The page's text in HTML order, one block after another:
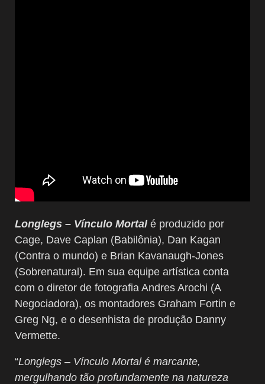
Longlegs – Vínculo Mortalé produzido por
Cage, Dave Caplan (Babilônia), Dan Kagan
(Contra o mundo) e Brian Kavanaugh-Jones
(Sobrenatural). Em sua equipe artística conta
com o diretor de fotografia Andres Arochi (A
Negociadora), os montadores Graham Fortin e
Greg Ng, e o desenhista de produção Danny
Vermette.
“Longlegs – Vínculo Mortal é marcante,
mergulhando tão profundamente na natureza